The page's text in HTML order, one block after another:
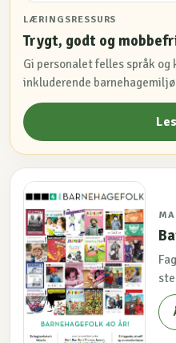
LÆRINGSRESSURS
Trygt, godt og
Gi personalet felles språk
inkluderende